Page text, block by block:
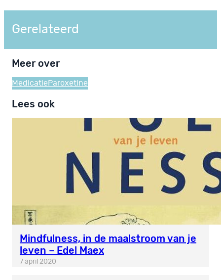
Gerelateerd
Meer over
Medicatie Paroxetine
Lees ook
Mindfulness, in de maalstroom van je
leven – Edel Maex
7 april 2020